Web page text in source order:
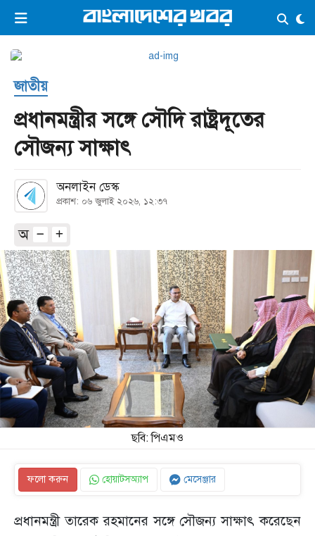
ভিডিও ই-পেপার লগইন ×
প্রচ্ছদ
সর্বশেষ
সব বিভাগ
আর্কাইভ
কনভার্টার
জাতীয়
প্রধানমন্ত্রীর সঙ্গে সৌদি রাষ্ট্রদূতের
সৌজন্য সাক্ষাৎ
অনলাইন ডেস্ক
প্রকাশ: ০৬ জুলাই ২০২৬, ১২:৩৭
অ
ছবি: পিএমও
ফলো করুন হোয়াটসঅ্যাপ মেসেঞ্জার
প্রধানমন্ত্রী তারেক রহমানের সঙ্গে সৌজন্য সাক্ষাৎ করেছেন